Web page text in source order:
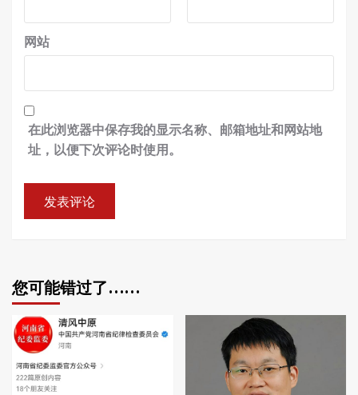
网站
在此浏览器中保存我的显示名称、邮箱地址和网站地
址，以便下次评论时使用。
您可能错过了……